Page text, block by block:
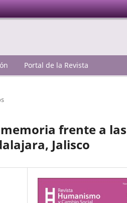
Portal de la Revista
frente a las
Jalisco